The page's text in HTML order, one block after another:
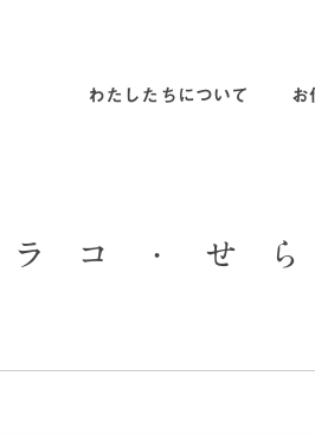
わたしたちについて お
ら
せ
・
コ
ラ